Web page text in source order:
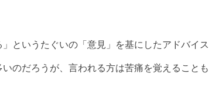
」というたぐいの「意見」を基にしたアドバイス
のだろうが、言われる方は苦痛を覚えることも